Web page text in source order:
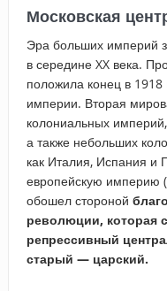
Московская
Эра больших империй
в середине XX века.
положила конец в 1918
империи. Вторая
колониальных
а также небольших
как Италия, Испания и
европейскую империю
обошел стороной
революции, которая
репрессивный
старый — царский.